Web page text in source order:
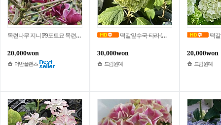
목련나무 지니 P9포트묘 목련제니 정원수 생울타리 자목련 꽃나무
20,000won
어반플랜츠
떡갈잎수국-타라 (개화주) 7치 포트
30,000won
드림원예
떡갈잎
20,000won
드림원예